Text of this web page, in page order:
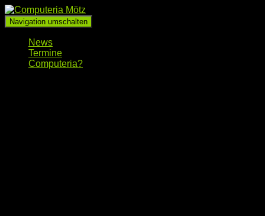
Navigation umschalten
News
Termine
Computeria?